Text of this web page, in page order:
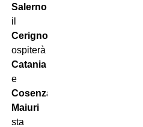
Salerno,
il
Cerignola
ospiterà
Catania
e
Cosenza
Maiuri
sta